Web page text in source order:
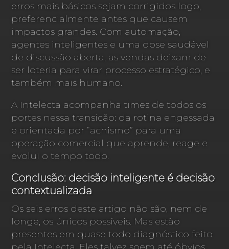
erros mais básicos sejam corrigidos logo,
preferencialmente antes que causem
impactos grandes. Com automação,
agentes inteligentes e uma dose saudável
de discussão aberta, as vendas deixam de
ser loteria para virar processo estratégico, e
também mais humano.
A Intelecta acompanha times de todos os
portes nessa transição: da rotina engessada
e orientada por “achismo” para uma
operação comercial que aprende, reage e
evolui o tempo todo.
Conclusão: decisão inteligente é decisão
contextualizada
Os seis erros deste artigo não são, nem de
longe, os únicos possíveis. Mas estão
presentes em quase todo diagnóstico feito